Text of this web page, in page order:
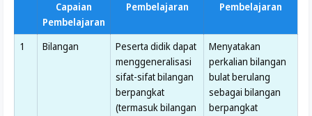
Capaian
Pembelajaran
Pembelajaran
Pembelajaran
1 Bilangan
Peserta didik dapat
menggeneralisasi
sifat-sifat bilangan
berpangkat
(termasuk bilangan
Menyatakan
perkalian bilangan
bulat berulang
sebagai bilangan
berpangkat